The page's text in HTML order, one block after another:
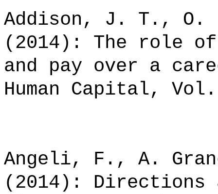
Addison, J. T., O.
(2014): The role
and pay over a
Human Capital,
Angeli, F., A.
(2014): Directions